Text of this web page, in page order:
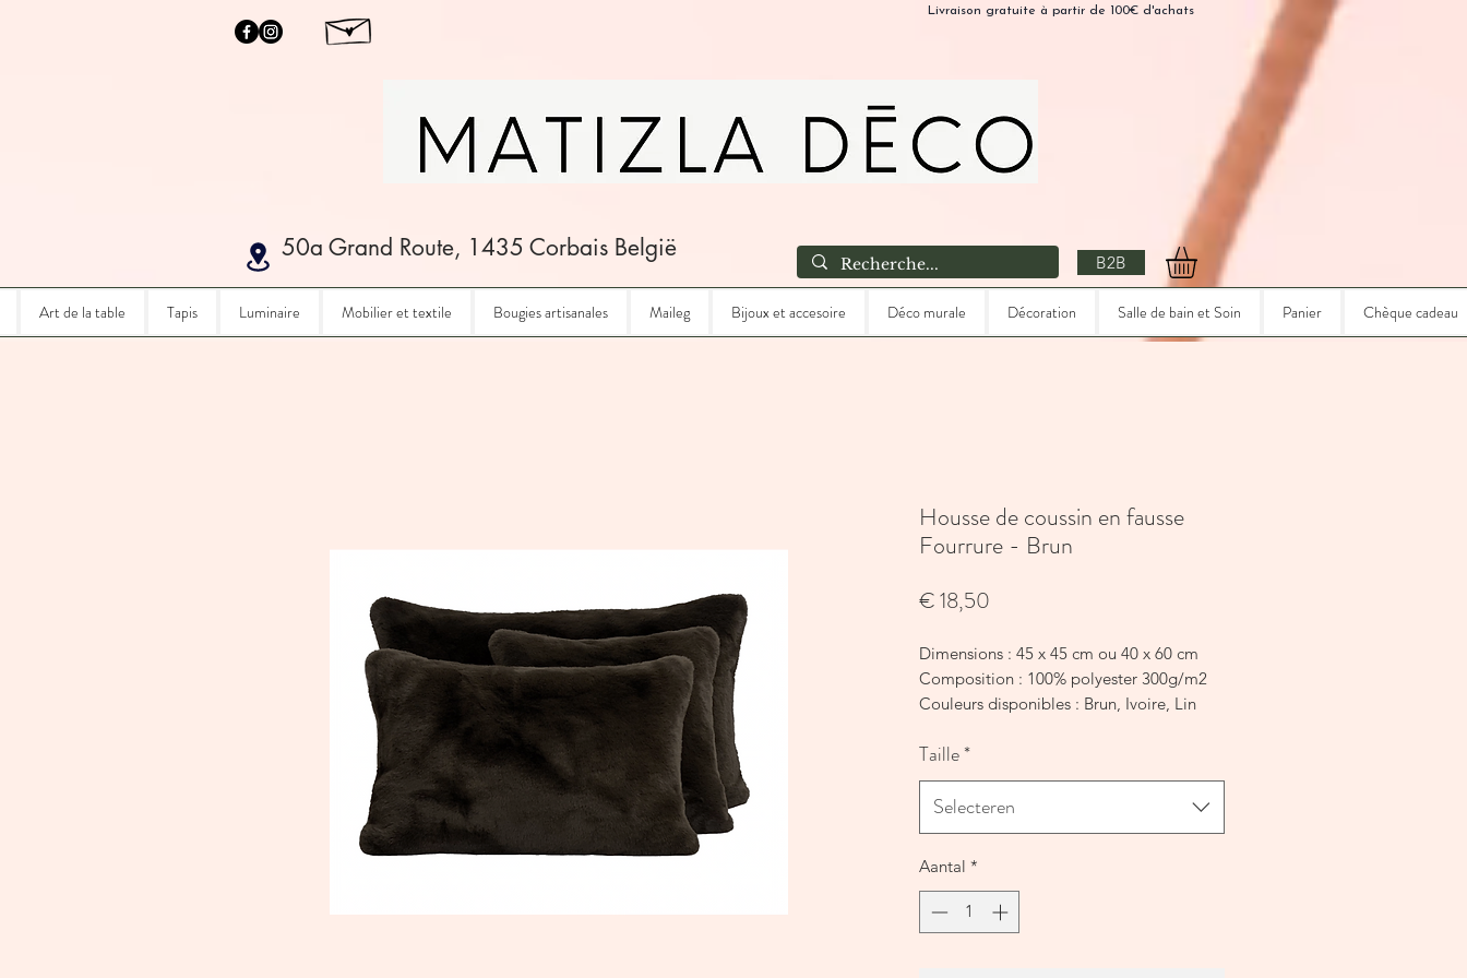
Livraison gratuite à partir de 100€ d'achats
50a Grand Route, 1435 Corbais België
B2B
Art de la table Tapis Luminaire Mobilier et textile Bougies artisanales Maileg Bijoux et accesoire Déco murale Décoration Salle de bain et Soin Panier Chèque cadeau
Housse de coussin en fausse
Fourrure - Brun
€ 18,50
Dimensions : 45 x 45 cm ou 40 x 60 cm
Composition : 100% polyester 300g/m2
Couleurs disponibles : Brun, Ivoire, Lin
Astuce : complétez le look avec le plaid
assorti pour un lit ou un canapé tout doux.
La housse est vendue sans la garniture,
retrouvez-celle ci sur notre site.
Taille*
Selecteren
Aantal *